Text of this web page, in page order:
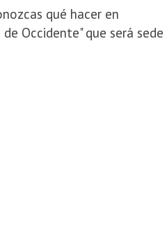
qué hacer en
Occidente" que será sede